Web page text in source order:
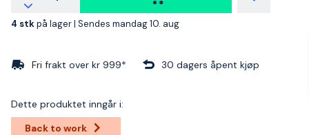
4 stkpå lager | Sendes mandag 10. aug
Fri frakt over kr 999* 30 dagers åpent kjøp
Dette produktet inngår i:
Back to work